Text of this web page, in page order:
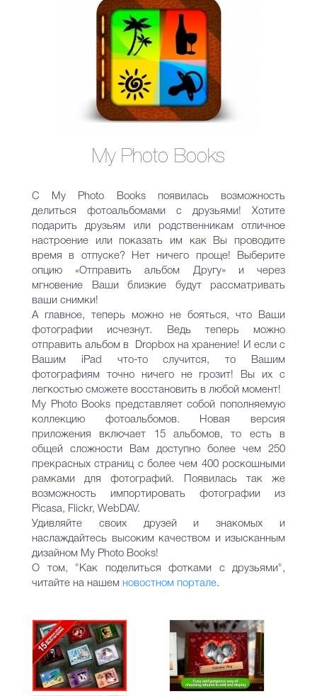
My Photo Books
C My Photo Books появилась возможность
делиться фотоальбомами с друзьями! Хотите
подарить друзьям или родственникам отличное
настроение или показать им как Вы проводите
время в отпуске? Нет ничего проще! Выберите
опцию «Отправить альбом Другу» и через
мгновение Ваши близкие будут рассматривать
ваши снимки!
А главное, теперь можно не бояться, что Ваши
фотографии исчезнут. Ведь теперь можно
отправить альбом в Dropbox на хранение! И если с
Вашим iPad что-то случится, то Вашим
фотографиям точно ничего не грозит! Вы их с
легкостью сможете восстановить в любой момент!
My Photo Books представляет собой пополняемую
коллекцию фотоальбомов. Новая версия
приложения включает 15 альбомов, то есть в
общей сложности Вам доступно более чем 250
прекрасных страниц с более чем 400 роскошными
рамками для фотографий. Появилась так же
возможность импортировать фотографии из
Picasa, Flickr, WebDAV.
Удивляйте своих друзей и знакомых и
наслаждайтесь высоким качеством и изысканным
дизайном My Photo Books!
О том, "Как поделиться фотками с друзьями",
читайте на нашем новостном портале.